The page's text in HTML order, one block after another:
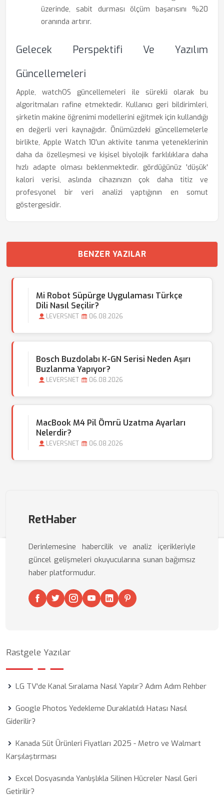
üzerinde, sabit durması ölçüm başarısını %20
oranında artırır.
Gelecek Perspektifi Ve Yazılım
Güncellemeleri
Apple, watchOS güncellemeleri ile sürekli olarak bu
algoritmaları rafine etmektedir. Kullanıcı geri bildirimleri,
şirketin makine öğrenimi modellerini eğitmek için kullandığı
en değerli veri kaynağıdır. Önümüzdeki güncellemelerle
birlikte, Apple Watch 10'un aktivite tanıma yeteneklerinin
daha da özelleşmesi ve kişisel biyolojik farklılıklara daha
hızlı adapte olması beklenmektedir. gördüğünüz 'düşük'
kalori verisi, aslında cihazınızın çok daha titiz ve
profesyonel bir veri analizi yaptığının en somut
göstergesidir.
BENZER YAZILAR
Mi Robot Süpürge Uygulaması Türkçe
Dili Nasıl Seçilir?
LEVERSNET 06.08.2026
Bosch Buzdolabı K-GN Serisi Neden Aşırı
Buzlanma Yapıyor?
LEVERSNET 06.08.2026
MacBook M4 Pil Ömrü Uzatma Ayarları
Nelerdir?
LEVERSNET 06.08.2026
RetHaber
Derinlemesine habercilik ve analiz içerikleriyle
güncel gelişmeleri okuyucularına sunan bağımsız
haber platformudur.
Rastgele Yazılar
LG TV'de Kanal Sıralama Nasıl Yapılır? Adım Adım Rehber
Google Photos Yedekleme Duraklatıldı Hatası Nasıl
Giderilir?
Kanada Süt Ürünleri Fiyatları 2025 - Metro ve Walmart
Karşılaştırması
Excel Dosyasında Yanlışlıkla Silinen Hücreler Nasıl Geri
Getirilir?